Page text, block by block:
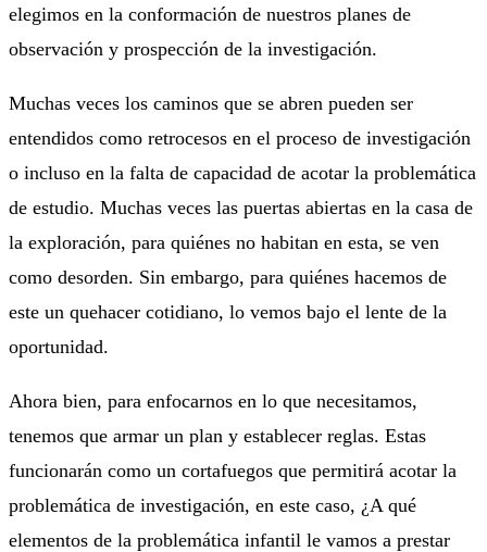
elegimos en la conformación de nuestros planes de
observación y prospección de la investigación.
Muchas veces los caminos que se abren pueden ser
entendidos como retrocesos en el proceso de investigación
o incluso en la falta de capacidad de acotar la problemática
de estudio. Muchas veces las puertas abiertas en la casa de
la exploración, para quiénes no habitan en esta, se ven
como desorden. Sin embargo, para quiénes hacemos de
este un quehacer cotidiano, lo vemos bajo el lente de la
oportunidad.
Ahora bien, para enfocarnos en lo que necesitamos,
tenemos que armar un plan y establecer reglas. Estas
funcionarán como un cortafuegos que permitirá acotar la
problemática de investigación, en este caso, ¿A qué
elementos de la problemática infantil le vamos a prestar